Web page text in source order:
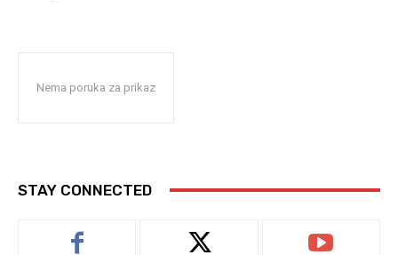
Nema poruka za prikaz
STAY CONNECTED